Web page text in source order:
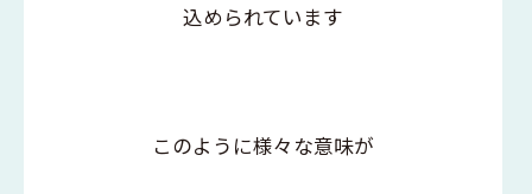
込められています
このように様々な意味が